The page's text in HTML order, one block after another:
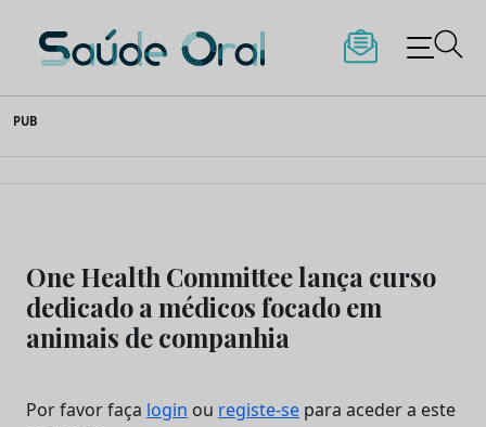
to
content
Saúde Oral
PUB
One Health Committee lança curso
dedicado a médicos focado em
animais de companhia
Por favor faça login ou registe-se para aceder a este